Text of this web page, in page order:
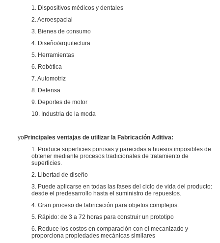
1. Dispositivos médicos y dentales
2. Aeroespacial
3. Bienes de consumo
4. Diseño/arquitectura
5. Herramientas
6. Robótica
7. Automotriz
8. Defensa
9. Deportes de motor
10. Industria de la moda
yoPrincipales ventajas de utilizar la Fabricación Aditiva:
1. Produce superficies porosas y parecidas a huesos imposibles de
obtener mediante procesos tradicionales de tratamiento de
superficies.
2. Libertad de diseño
3. Puede aplicarse en todas las fases del ciclo de vida del producto:
desde el predesarrollo hasta el suministro de repuestos.
4. Gran proceso de fabricación para objetos complejos.
5. Rápido: de 3 a 72 horas para construir un prototipo
6. Reduce los costos en comparación con el mecanizado y
proporciona propiedades mecánicas similares